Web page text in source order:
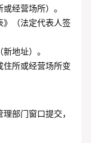
经营场所）。
》（法定代表人签
地址）。
住所或经营场所变
部门窗口提交，